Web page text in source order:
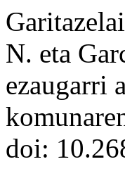
N. eta
ezaugarri
doi: